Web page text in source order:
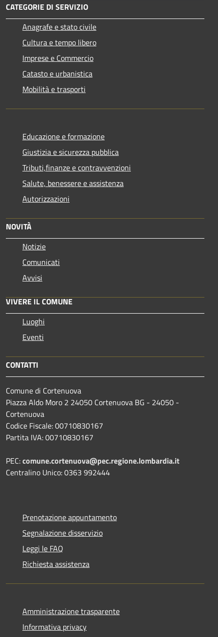
CATEGORIE DI SERVIZIO
Anagrafe e stato civile
Cultura e tempo libero
Imprese e Commercio
Catasto e urbanistica
Mobilità e trasporti
Educazione e formazione
Giustizia e sicurezza pubblica
Tributi,finanze e contravvenzioni
Salute, benessere e assistenza
Autorizzazioni
NOVITÀ
Notizie
Comunicati
Avvisi
VIVERE IL COMUNE
Luoghi
Eventi
CONTATTI
Comune di Cortenuova
Piazza Aldo Moro 2 24050 Cortenuova BG - 24050 -
Cortenuova
Codice Fiscale: 00710830167
Partita IVA: 00710830167
PEC:comune.cortenuova@pec.regione.lombardia.it
Centralino Unico: 0363 992444
Prenotazione appuntamento
Segnalazione disservizio
Leggi le FAQ
Richiesta assistenza
Amministrazione trasparente
Informativa privacy